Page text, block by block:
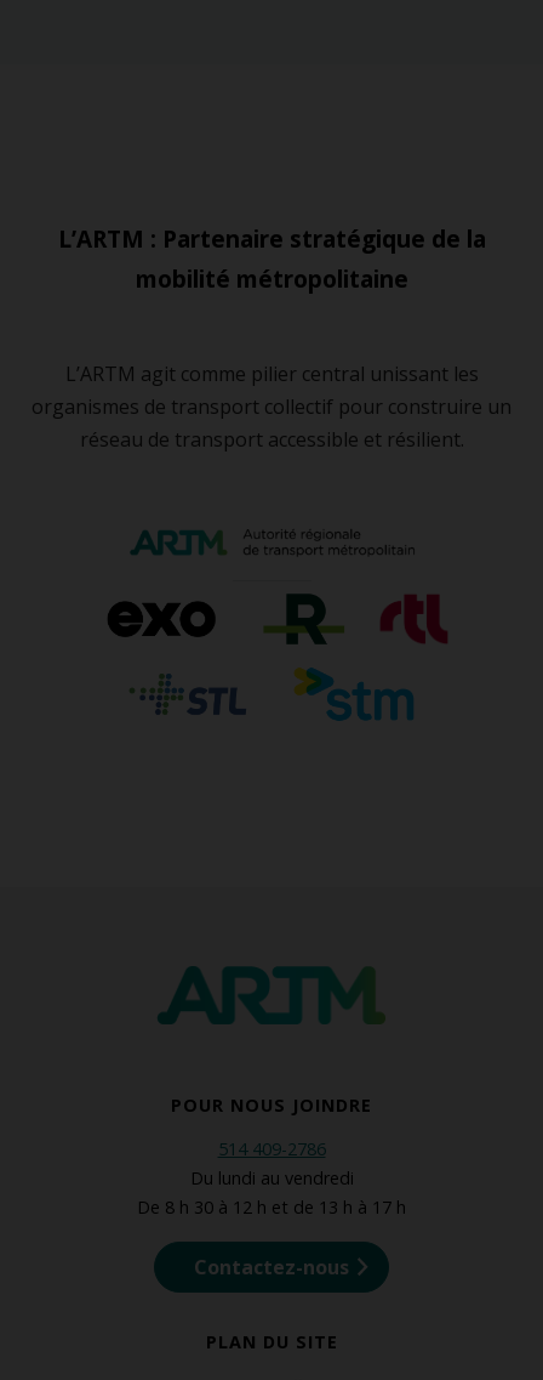
L’ARTM : Partenaire stratégique de la
mobilité métropolitaine
L’ARTM agit comme pilier central unissant les
organismes de transport collectif pour construire un
réseau de transport accessible et résilient.
POUR NOUS JOINDRE
514 409-2786
Du lundi au vendredi
De 8 h 30 à 12 h et de 13 h à 17 h
Contactez-nous
PLAN DU SITE